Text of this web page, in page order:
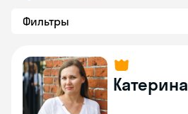
Фильтры
Катерина